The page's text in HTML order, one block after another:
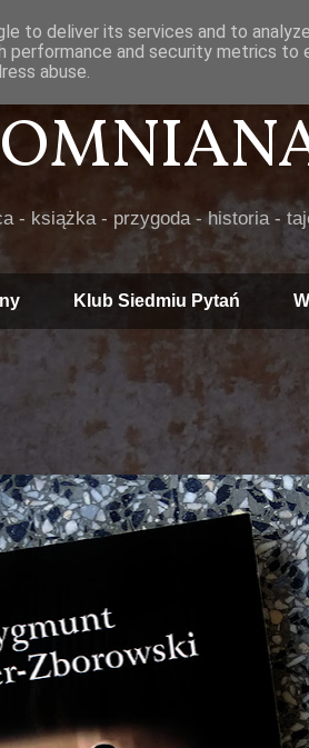
- książka - przygoda - historia -
Klub Siedmiu Pytań
to deliver its services and to
performance and security metrics to
abuse.